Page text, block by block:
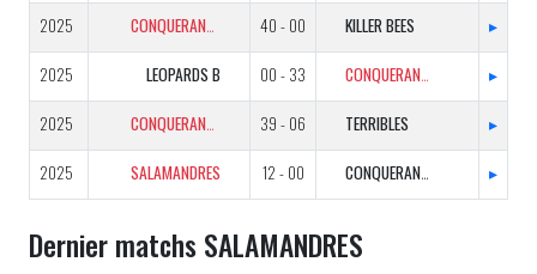
2025 CONQUERANTS 40 - 00 KILLER BEES ▸
2025 LEOPARDS B 00 - 33 CONQUERANTS ▸
2025 CONQUERANTS 39 - 06 TERRIBLES ▸
2025 SALAMANDRES 12 - 00 CONQUERANTS ▸
Dernier matchs SALAMANDRES